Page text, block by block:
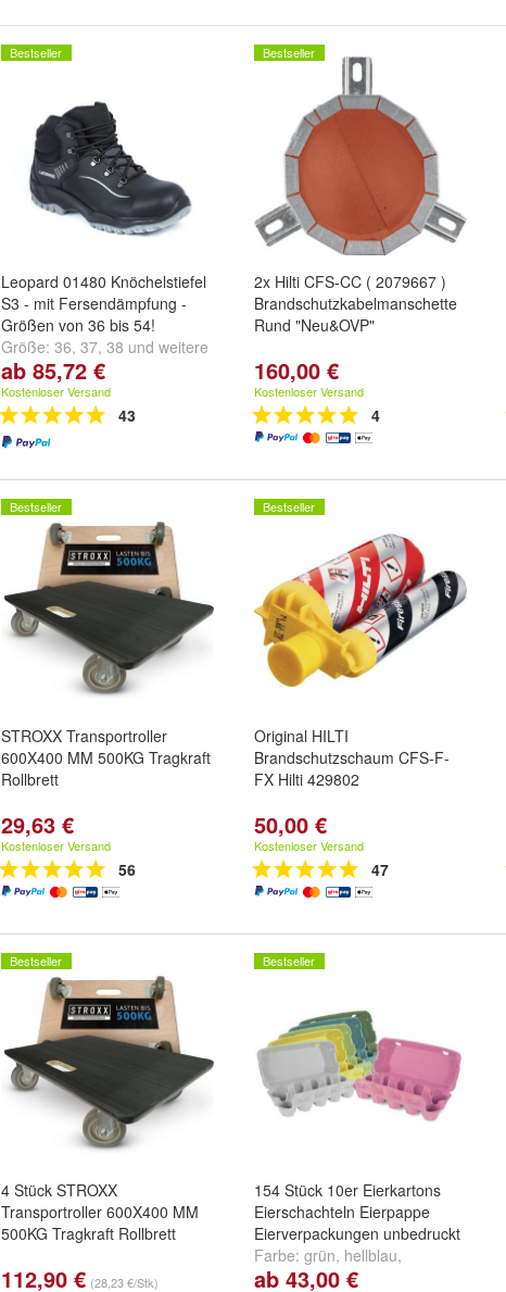
Bestseller
Leopard 01480 Knöchelstiefel
S3 - mit Fersendämpfung -
Größen von 36 bis 54!
Größe: 36, 37, 38 und weitere
...
ab 85,72 €
Kostenloser Versand
43
Bestseller
2x Hilti CFS-CC ( 2079667 )
Brandschutzkabelmanschette
Rund "Neu&OVP"
160,00 €
Kostenloser Versand
4
Bestseller
STROXX Transportroller
600X400 MM 500KG Tragkraft
Rollbrett
29,63 €
Kostenloser Versand
56
Bestseller
Original HILTI
Brandschutzschaum CFS-F-
FX Hilti 429802
50,00 €
Kostenloser Versand
47
Bestseller
4 Stück STROXX
Transportroller 600X400 MM
500KG Tragkraft Rollbrett
112,90 € (28,23 €/Stk)
Bestseller
154 Stück 10er Eierkartons
Eierschachteln Eierpappe
Eierverpackungen unbedruckt
Farbe: grün, hellblau,
dunkelgrünund
ab 43,00 €